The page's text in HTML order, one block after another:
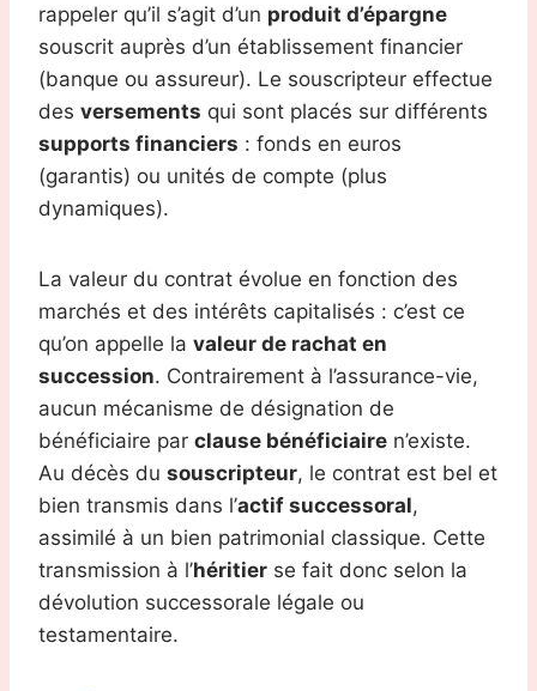
rappeler qu’il s’agit d’un produit d’épargne
souscrit auprès d’un établissement financier
(banque ou assureur). Le souscripteur effectue
des versements qui sont placés sur différents
supports financiers : fonds en euros
(garantis) ou unités de compte (plus
dynamiques).
La valeur du contrat évolue en fonction des
marchés et des intérêts capitalisés : c’est ce
qu’on appelle la valeur de rachat en
succession. Contrairement à l’assurance-vie,
aucun mécanisme de désignation de
bénéficiaire par clause bénéficiaire n’existe.
Au décès du souscripteur, le contrat est bel et
bien transmis dans l’actif successoral,
assimilé à un bien patrimonial classique. Cette
transmission à l’héritier se fait donc selon la
dévolution successorale légale ou
testamentaire.